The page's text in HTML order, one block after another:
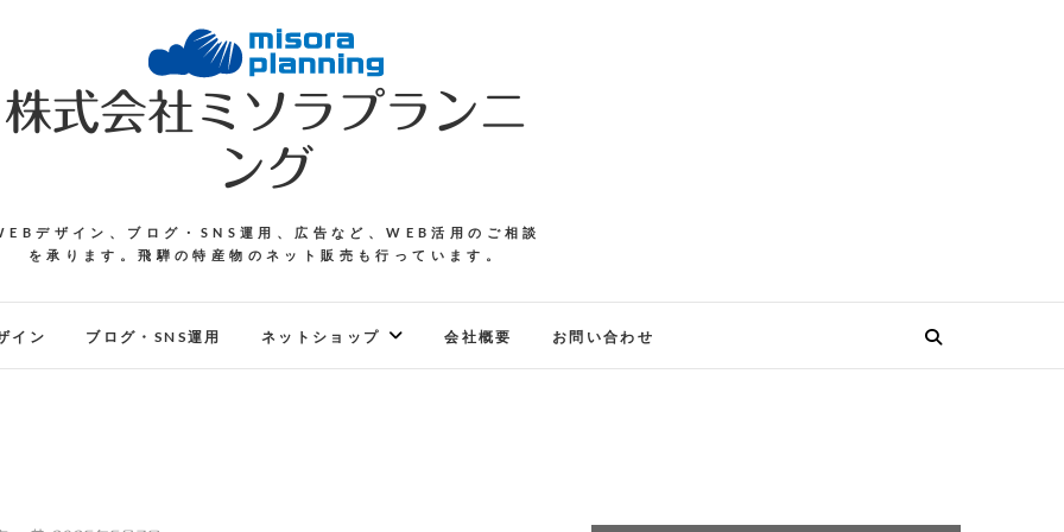
株式会社ミソラプランニ
ング
デザイン、ブログ・SNS運用、広告など、WEB活用のご相談
を承ります。飛騨の特産物のネット販売も行っています。
イン ブログ・SNS運用 ネットショップ 会社概要 お問い合わせ